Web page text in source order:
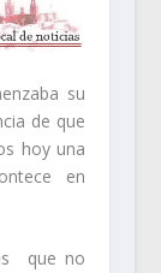
su
de que
hoy una
en
que no